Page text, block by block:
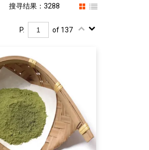
搜寻结果：3288
P. of 137